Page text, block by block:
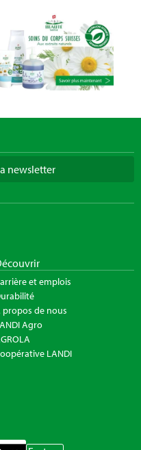
newsletter
et emplois
propos de nous
Agro
LANDI